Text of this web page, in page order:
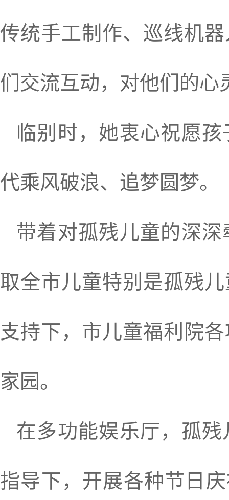
传统手工制作、巡线机
们交流互动，对他们的心
临别时，她衷心祝愿
代乘风破浪、追梦圆梦。
带着对孤残儿童的深
取全市儿童特别是孤残
支持下，市儿童福利院
家园。
在多功能娱乐厅，孤
指导下，开展各种节日